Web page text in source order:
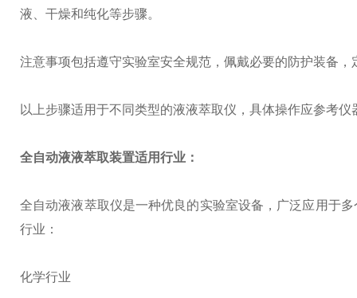
液、干燥和纯化等步骤。
注意事项包括遵守实验室安全规范，佩戴必要的防护装备
以上步骤适用于不同类型的液液萃取仪，具体操作应参考
全自动液液萃取装置适用行业：
全自动液液萃取仪是一种优良的实验室设备，广泛应用于
行业：
化学行业